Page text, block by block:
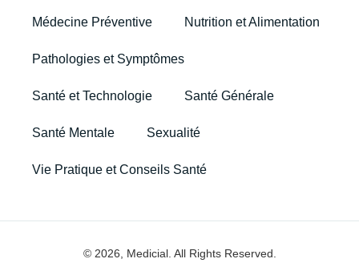
Médecine Préventive Nutrition et Alimentation
Pathologies et Symptômes
Santé et Technologie Santé Générale
Santé Mentale Sexualité
Vie Pratique et Conseils Santé
© 2026, Medicial. All Rights Reserved.